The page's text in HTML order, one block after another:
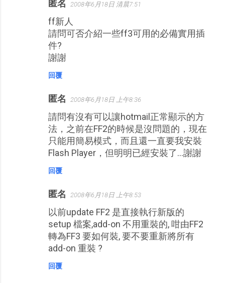
匿名 2008年6月18日 清晨7:51
ff新人
請問可否介紹一些ff3可用的必備實用插
件?
謝謝
回覆
匿名 2008年6月18日 上午8:36
請問有沒有可以讓hotmail正常顯示的方
法，之前在FF2的時候是沒問題的，現在
只能用簡易模式，而且還一直要我安裝
Flash Player，但明明已經安裝了...謝謝
回覆
匿名 2008年6月18日 上午8:53
以前update FF2 是直接執行新版的
setup 檔案,add-on 不用重裝的, 咁由FF2
轉為FF3 要如何裝, 要不要重新將所有
add-on 重裝 ?
回覆